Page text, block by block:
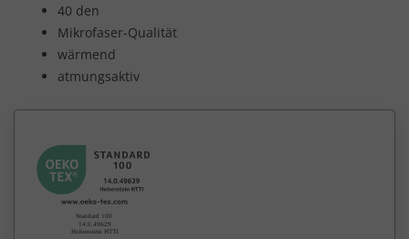
40 den
Mikrofaser-Qualität
wärmend
atmungsaktiv